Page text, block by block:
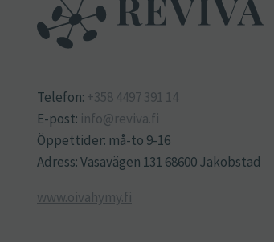
Telefon: +358 4497 391 14
E-post: info@reviva.fi
Öppettider: må-to 9-16
Adress: Vasavägen 131 68600 Jakobstad
www.oivahymy.fi